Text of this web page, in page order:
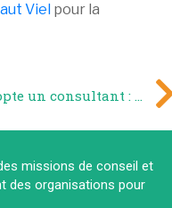
Viel pour la
Adopte un consultant : Découvrez nos profils à l’occasion de la Saint-Valentin !
missions de conseil et
des organisations pour